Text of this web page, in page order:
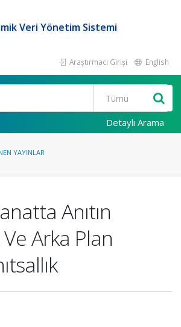
Veri Yönetim Sistemi
Araştırmacı Girişi English
Detaylı Arama
YAYINLAR
Anıtın
Arka Plan